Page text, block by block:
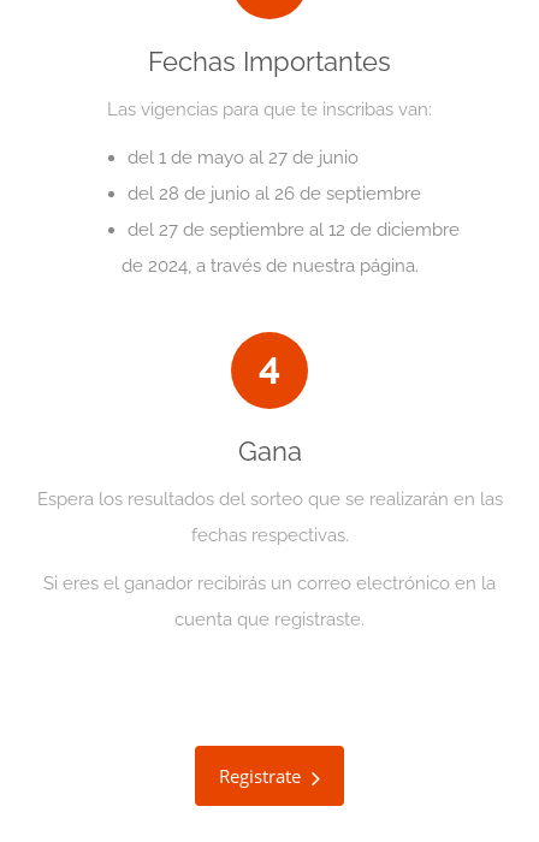
Fechas Importantes
Las vigencias para que te inscribas van:
del 1 de mayo al 27 de junio
del 28 de junio al 26 de septiembre
del 27 de septiembre al 12 de diciembre
de 2024, a través de nuestra página.
4
Gana
Espera los resultados del sorteo que se realizarán en las
fechas respectivas.
Si eres el ganador recibirás un correo electrónico en la
cuenta que registraste.
Registrate